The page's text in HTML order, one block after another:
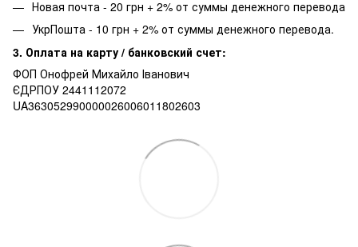
Новая почта - 20 грн + 2% от суммы денежного перевода
УкрПошта - 10 грн + 2% от суммы денежного перевода.
3. Оплата на карту / банковский счет:
ФОП Онофрей Михайло Іванович
ЄДРПОУ 2441112072
UA363052990000026006011802603